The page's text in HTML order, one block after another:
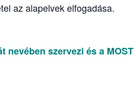
az alapelvek elfogadása.
szervezi és a